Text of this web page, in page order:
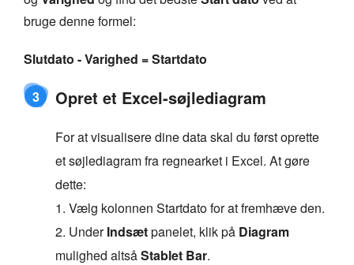
bruge denne formel:
Slutdato - Varighed = Startdato
3 Opret et Excel-søjlediagram
For at visualisere dine data skal du først oprette
et søjlediagram fra regnearket i Excel. At gøre
dette:
1. Vælg kolonnen Startdato for at fremhæve den.
2. UnderIndsætpanelet, klik på Diagram
mulighed altsåStablet Bar.